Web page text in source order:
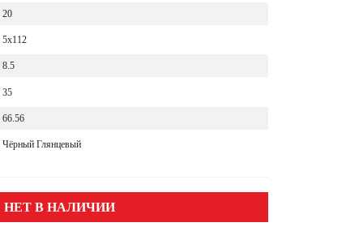
20
5x112
8.5
35
66.56
Чёрный Глянцевый
НЕТ В НАЛИЧИИ